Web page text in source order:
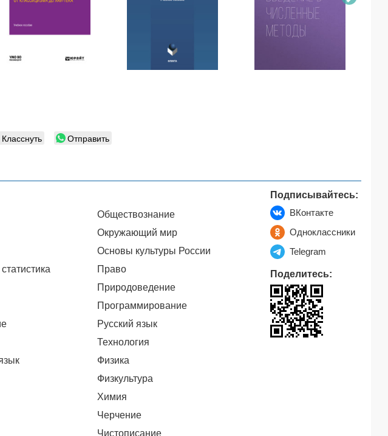
Класснуть Отправить
Обществознание
Окружающий мир
Основы культуры России
Право
Природоведение
Программирование
Русский язык
Технология
Физика
Физкультура
Химия
Черчение
Чистописание
Подписывайтесь:
ВКонтакте
Одноклассники
Telegram
Поделитесь: